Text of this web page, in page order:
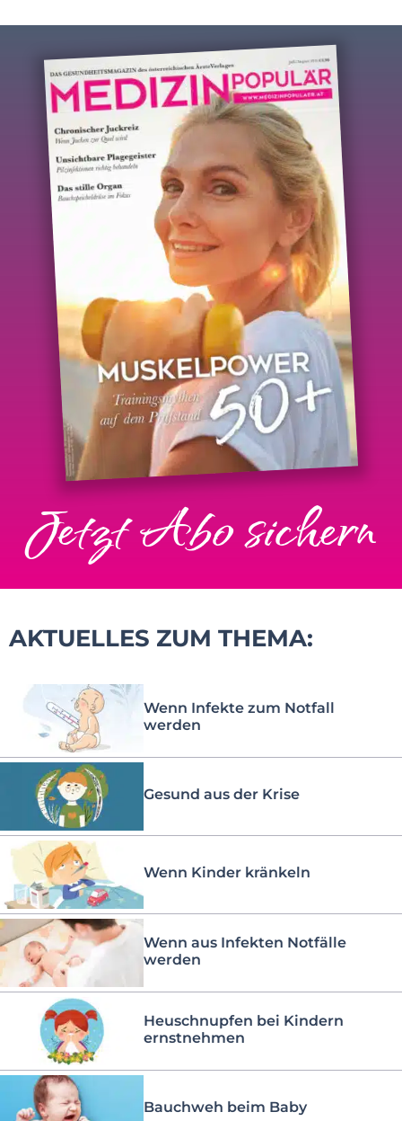
Jetzt Abo sichern
AKTUELLES ZUM THEMA:
Wenn Infekte zum Notfall
werden
Gesund aus der Krise
Wenn Kinder kränkeln
Wenn aus Infekten Notfälle
werden
Heuschnupfen bei Kindern
ernstnehmen
Bauchweh beim Baby